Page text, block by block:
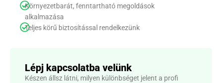
Környezetbarát, fenntartható megoldások
alkalmazása
Teljes körű biztosítással rendelkezünk
Lépj kapcsolatba velünk
Készen állsz látni, milyen különbséget jelent a profi